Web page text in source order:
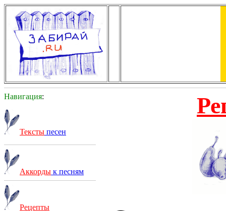
Навигация:
Тексты песен
Аккорды к песням
Рецепты